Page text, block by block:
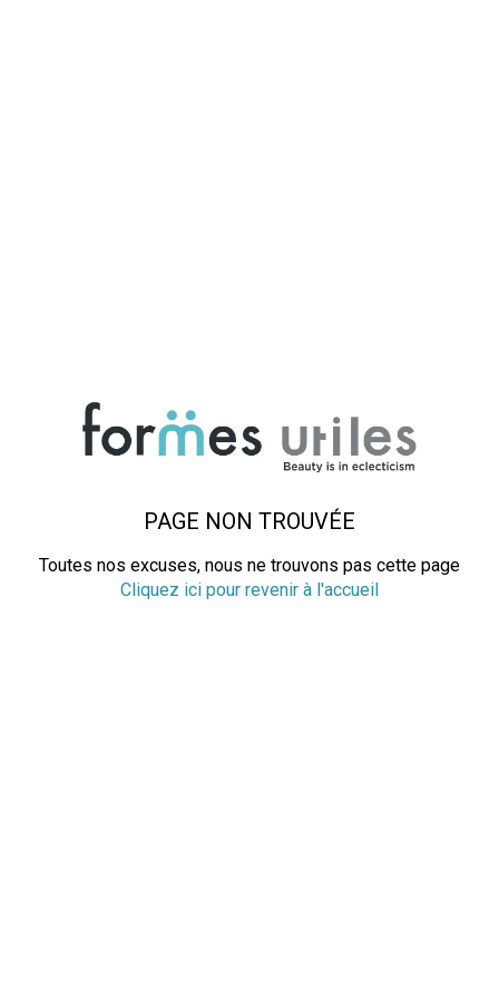
PAGE NON TROUVÉE
Toutes nos excuses, nous ne trouvons pas cette page
Cliquez ici pour revenir à l'accueil